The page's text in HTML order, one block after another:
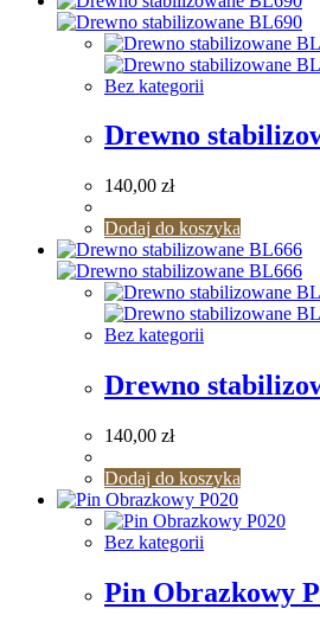
Bez kategorii
Drewno
140,00 zł
Dodaj do koszyka
Bez kategorii
Drewno
140,00 zł
Dodaj do koszyka
Bez kategorii
Pin Obrazkowy